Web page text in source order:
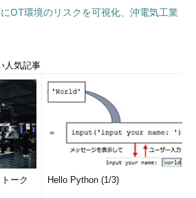
OT環境のリスクを可視化、沖電気工業
人気記事
ーク
Hello Python (1/3)